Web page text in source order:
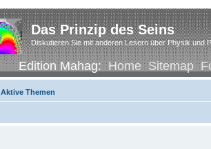
Das Prinzip des Seins
Diskutieren Sie mit anderen Lesern über Physik und
Edition Mahag:Home Sitemap
Aktive Themen